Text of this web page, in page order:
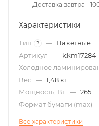
Доставка завтра -
Характеристики
Тип ? — Пакетные
Артикул — kkm17284
Холодное
Вес — 1,48 кг
Мощность, Вт — 265
Формат бумаги (max)
Все характеристики